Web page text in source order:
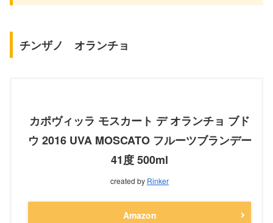
チンザノ オランチョ
カポヴィッラ モスカート デ オランチョ ブド
ウ 2016 UVA MOSCATO フルーツブランデー
41度 500ml
created by Rinker
Amazon